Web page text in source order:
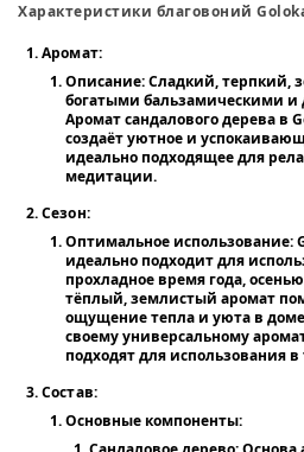
Характеристики благовоний
Аромат:
Описание:Сладкий, терпкий,
богатыми бальзамическими
Аромат сандалового дерева в
создаёт уютное и
идеально подходящее для
медитации.
Сезон:
Оптимальное использование:
идеально подходит для
прохладное время года,
тёплый, землистый аромат
ощущение тепла и уюта в
своему универсальному
подходят для использования в
Состав:
Основные компоненты: